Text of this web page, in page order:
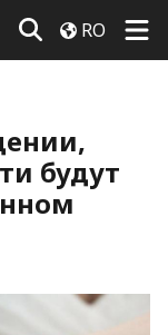
RO
будут